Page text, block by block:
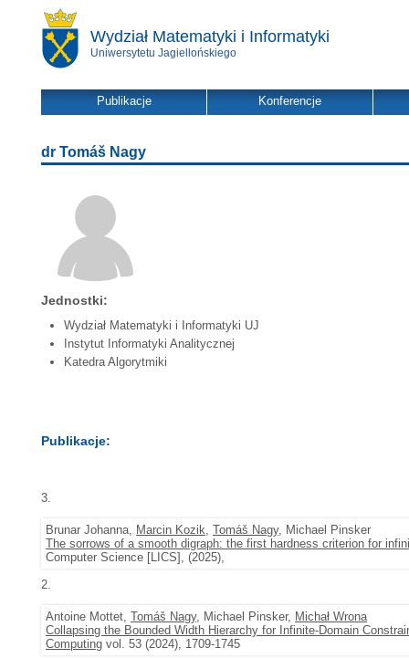
Wydział Matematyki i Informatyki
Uniwersytetu Jagiellońskiego
Publikacje Konferencje
dr Tomáš Nagy
Jednostki:
Wydział Matematyki i Informatyki UJ
Instytut Informatyki Analitycznej
Katedra Algorytmiki
Publikacje:
3.
Brunar Johanna, Marcin Kozik, Tomáš Nagy, Michael Pinsker
The sorrows of a smooth digraph: the first hardness criterion for
Computer Science [LICS], (2025),
2.
Antoine Mottet, Tomáš Nagy, Michael Pinsker, Michał Wrona
Collapsing the Bounded Width Hierarchy for Infinite-Domain
Computing vol. 53 (2024), 1709-1745